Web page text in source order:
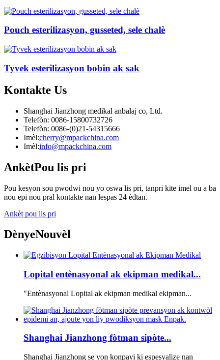
Pouch esterilizasyon, gusseted, sele chalè
Tyvek esterilizasyon bobin ak sak
Kontakte Us
Shanghai Jianzhong medikal anbalaj co, Ltd.
Telefòn: 0086-15800732726
Telefòn: 0086-(0)21-54315666
Imèl:cherry@mpackchina.com
Imèl:info@mpackchina.com
AnkètPou lis pri
Pou kesyon sou pwodwi nou yo oswa lis pri, tanpri kite imel ou a ba
nou epi nou pral kontakte nan lespas 24 èdtan.
Ankèt pou lis pri
DènyeNouvèl
Lopital entènasyonal ak ekipman medikal...
"Entènasyonal Lopital ak ekipman medikal ekipman...
Shanghai Jianzhong fòtman sipòte...
Shanghai Jianzhong se yon konpayi ki espesyalize nan